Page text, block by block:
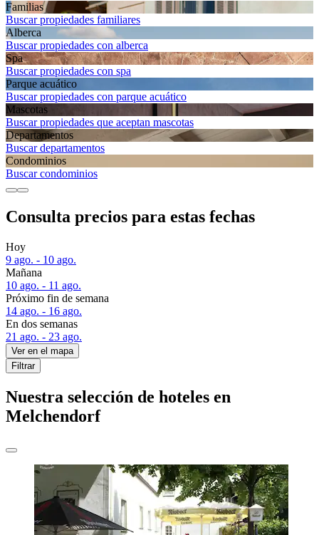
Familias
Buscar propiedades familiares
Alberca
Buscar propiedades con alberca
Spa
Buscar propiedades con spa
Parque acuático
Buscar propiedades con parque acuático
Mascotas
Buscar propiedades que aceptan mascotas
Departa­mentos
Buscar departamentos
Condominios
Buscar condominios
Consulta precios para estas fechas
Hoy
9 ago. - 10 ago.
Mañana
10 ago. - 11 ago.
Próximo fin de semana
14 ago. - 16 ago.
En dos semanas
21 ago. - 23 ago.
Ver en el mapa
Filtrar
Nuestra selección de hoteles en
Melchendorf